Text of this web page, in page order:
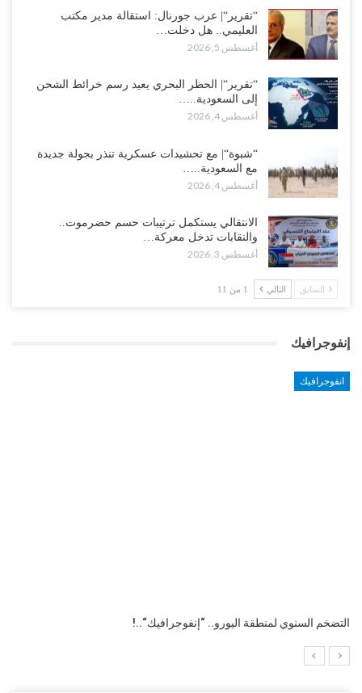
“تقرير“| عرب جورنال: استقالة مدير مكتب
العليمي.. هل دخلت…
أغسطس 5, 2026
“تقرير“| الحظر البحري يعيد رسم خرائط الشحن
إلى السعودية..…
أغسطس 4, 2026
“شبوة“| مع تحشيدات عسكرية تنذر بجولة جديدة
مع السعودية..…
أغسطس 4, 2026
الانتقالي يستكمل ترتيبات حسم حضرموت..
والنقابات تدخل معركة…
أغسطس 3, 2026
السابق التالي 1 من 11
إنفوجرافيك
انفوجرافيك
التضخم السنوي لمنطقة اليورو.. “إنفوجرافيك“..!